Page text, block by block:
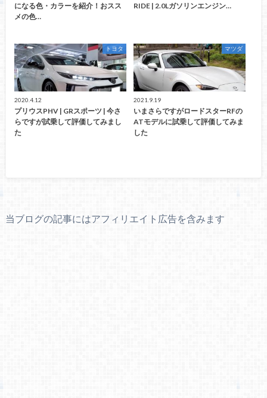
になる色・カラーを紹介！おスス
メの色…
RIDE | 2.0Lガソリンエンジン…
トヨタ
2020.4.12
プリウスPHV | GRスポーツ | 今さ
らですが試乗して評価してみまし
た
マツダ
2021.9.19
いまさらですがロードスターRFの
ATモデルに試乗して評価してみま
した
当ブログの記事にはアフィリエイト広告を含みます